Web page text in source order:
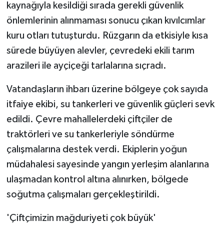
kaynağıyla kesildiği sırada gerekli güvenlik
önlemlerinin alınmaması sonucu çıkan kıvılcımlar
kuru otları tutuşturdu. Rüzgarın da etkisiyle kısa
sürede büyüyen alevler, çevredeki ekili tarım
arazileri ile ayçiçeği tarlalarına sıçradı.
Vatandaşların ihbarı üzerine bölgeye çok sayıda
itfaiye ekibi, su tankerleri ve güvenlik güçleri sevk
edildi. Çevre mahallelerdeki çiftçiler de
traktörleri ve su tankerleriyle söndürme
çalışmalarına destek verdi. Ekiplerin yoğun
müdahalesi sayesinde yangın yerleşim alanlarına
ulaşmadan kontrol altına alınırken, bölgede
soğutma çalışmaları gerçekleştirildi.
'Çiftçimizin mağduriyeti çok büyük'